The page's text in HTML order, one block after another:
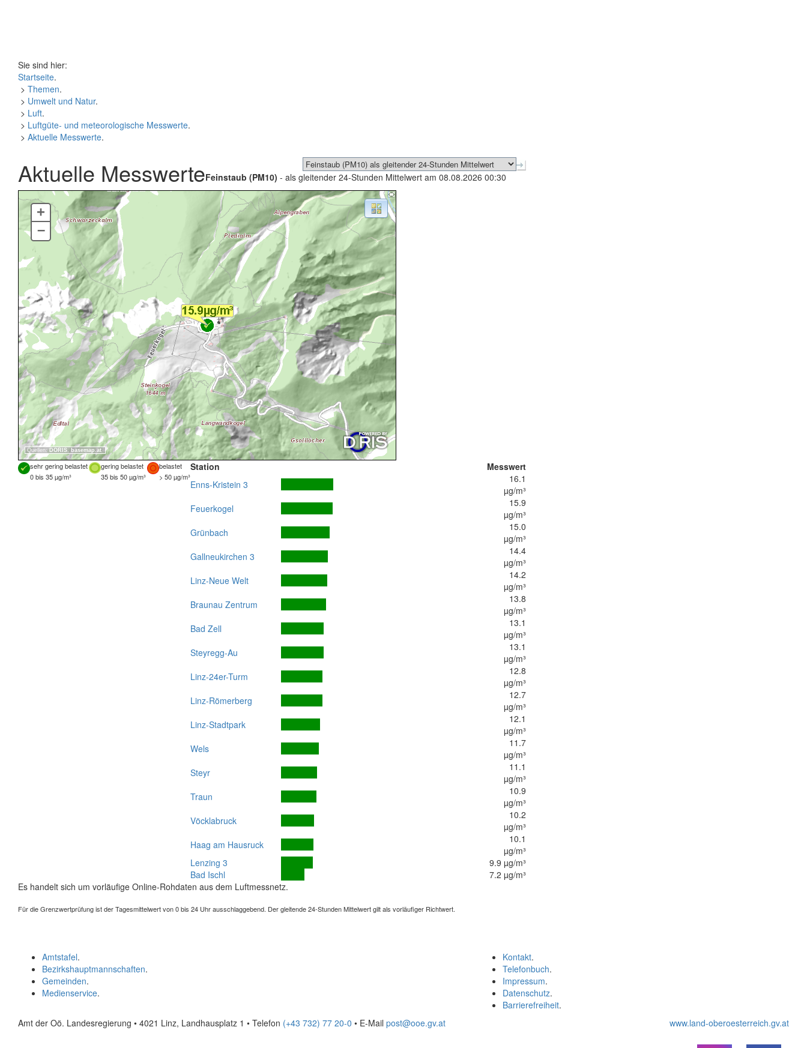
Sie sind hier:
Startseite.
> Themen.
> Umwelt und Natur.
> Luft.
> Luftgüte- und meteorologische Messwerte.
> Aktuelle Messwerte.
Aktuelle MesswerteFeinstaub (PM10) - als gleitender 24-Stunden Mittelwert am 08.08.2026 00:30
Quellen: DORIS, basemap.at
+
–
sehr gering belastet gering belastet
belastet
0 bis 35 µg/m³
35 bis 50 µg/m³ > 50 µg/m³
Station
Messwert
Enns-Kristein 3
16.1
µg/m³
Feuerkogel
15.9
µg/m³
Grünbach
15.0
µg/m³
Gallneukirchen 3
14.4
µg/m³
Linz-Neue Welt
14.2
µg/m³
Braunau Zentrum
13.8
µg/m³
Bad Zell
13.1
µg/m³
Steyregg-Au
13.1
µg/m³
Linz-24er-Turm
12.8
µg/m³
Linz-Römerberg
12.7
µg/m³
Linz-Stadtpark
12.1
µg/m³
Wels
11.7
µg/m³
Steyr
11.1
µg/m³
Traun
10.9
µg/m³
Vöcklabruck
10.2
µg/m³
Haag am Hausruck
10.1
µg/m³
Lenzing 3
9.9 µg/m³
Bad Ischl
7.2 µg/m³
Es handelt sich um vorläufige Online-Rohdaten aus dem Luftmessnetz.
Für die Grenzwertprüfung ist der Tagesmittelwert von 0 bis 24 Uhr ausschlaggebend. Der gleitende 24-Stunden Mittelwert gilt als vorläufiger Richtwert.
Kontakt.
Telefonbuch.
Impressum.
Datenschutz.
Barrierefreiheit.
Amtstafel.
Bezirkshauptmannschaften.
Gemeinden.
Medienservice.
Amt der Oö. Landesregierung • 4021 Linz, Landhausplatz 1 • Telefon (+43 732) 77 20-0 • E-Mail post@ooe.gv.at www.land-oberoesterreich.gv.at